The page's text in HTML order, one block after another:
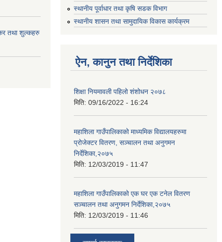
तथा शुल्कहरु
स्थानीय पूर्वाधार तथा कृषि सडक विभाग
स्थानीय शासन तथा सामुदायिक विकास कार्यक्रम
ऐन, कानुन तथा निर्देशिका
शिक्षा नियमावली पहिलो शंशोधन २०७८
मिति: 09/16/2022 - 16:24
महाशिला गाउँपालिकाको माध्यमिक विद्यालयहरुमा
प्रोजेक्टर वितरण, सञ्चालन तथा अनुगमन
निर्देशिका,२०७५
मिति: 12/03/2019 - 11:47
महाशिला गाउँपालिकाको एक घर एक टनेल वितरण
सञ्चालन तथा अनुगमन निर्देशिका,२०७५
मिति: 12/03/2019 - 11:46